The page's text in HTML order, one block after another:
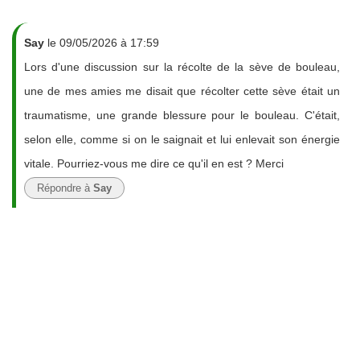
Say le 09/05/2026 à 17:59
Lors d'une discussion sur la récolte de la sève de bouleau,
une de mes amies me disait que récolter cette sève était un
traumatisme, une grande blessure pour le bouleau. C'était,
selon elle, comme si on le saignait et lui enlevait son énergie
vitale. Pourriez-vous me dire ce qu'il en est ? Merci
Répondre à Say